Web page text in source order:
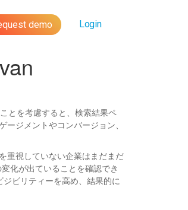
demo Login
とを考慮すると、検索結果ペ
ジメントやコンバージョン、
重視していない企業はまだまだ
化が出ていることを確認でき
ビリティーを高め、結果的に